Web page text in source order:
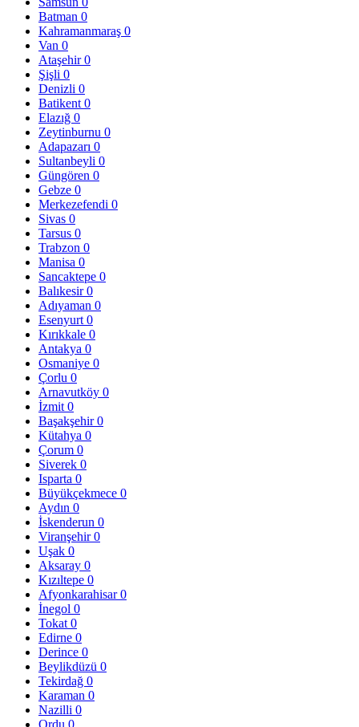
Batman 0
Kahramanmaraş 0
Van 0
Ataşehir0
Şişli 0
Denizli 0
Batikent 0
Elazığ 0
Zeytinburnu 0
Adapazarı 0
Sultanbeyli 0
Güngören 0
Gebze 0
Merkezefendi 0
Sivas 0
Tarsus 0
Trabzon 0
Manisa 0
Sancaktepe 0
Balıkesir0
Adıyaman 0
Esenyurt 0
Kırıkkale 0
Antakya 0
Osmaniye 0
Çorlu 0
Arnavutköy 0
İzmit 0
Başakşehir0
Kütahya 0
Çorum 0
Siverek 0
Isparta 0
Büyükçekmece 0
Aydın 0
İskenderun 0
Viranşehir0
Uşak 0
Aksaray 0
Kızıltepe 0
Afyonkarahisar0
İnegol 0
Tokat 0
Edirne 0
Derince 0
Beylikdüzü 0
Tekirdağ 0
Karaman 0
Nazilli 0
Ordu 0